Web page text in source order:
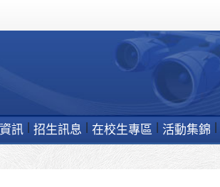
訊 招生訊息 在校生專區 活動集錦